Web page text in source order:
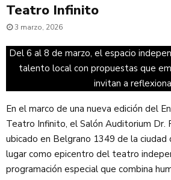
Teatro Infinito
3 marzo, 2026
Del 6 al 8 de marzo, el espacio
talento local con propuestas que
invitan a
En el marco de una nueva edición del
Teatro Infinito, el Salón Auditorium Dr.
ubicado en Belgrano 1349 de la ciudad
lugar como epicentro del teatro
programación especial que combina